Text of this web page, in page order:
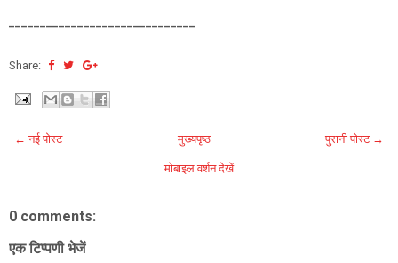
Share:
← नई पोस्ट पुरानी पोस्ट →
मुख्यपृष्ठ
मोबाइल वर्शन देखें
0 comments:
एक टिप्पणी भेजें